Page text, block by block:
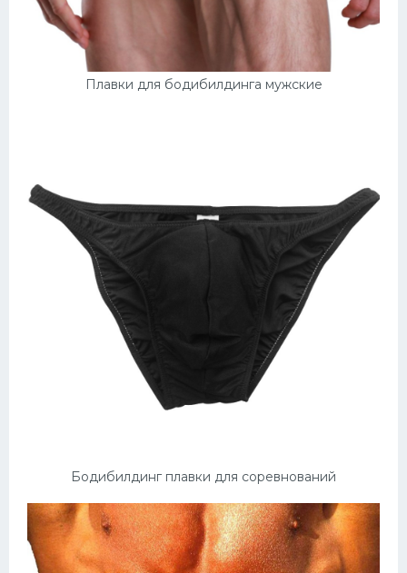
Плавки для бодибилдинга мужские
Бодибилдинг плавки для соревнований